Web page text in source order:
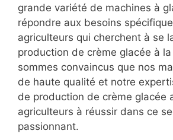
grande variété de machines à
répondre aux besoins
agriculteurs qui cherchent à se
production de crème glacée à
sommes convaincus que nos
de haute qualité et notre
de production de crème glacée
agriculteurs à réussir dans ce
passionnant.